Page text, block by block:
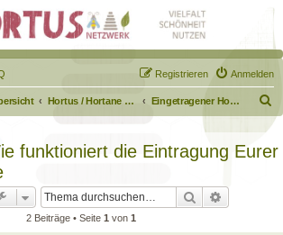
Anmelden
Registrieren
Hortus / Hortane Habitate / Garten auf dem Weg Eingetragener Hortus - Mein Hortus und ich!
u
funktioniert die Eintragung Eurer
Suche
2 Beiträge • Seite 1 von 1